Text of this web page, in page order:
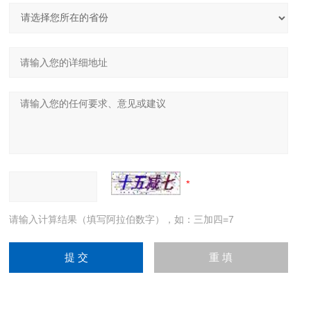
请输入计算结果（填写阿拉伯数字），如：三加四=7